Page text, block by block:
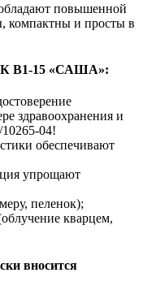
повышенной
компактны и просты в
К В1-15 «САША»:
здравоохранения и
04!
обеспечивают
упрощают
пеленок);
кварцем,
вносится